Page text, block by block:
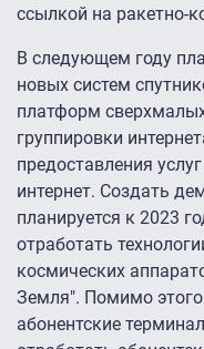
ссылкой на ракетно-
В следующем году
новых систем
платформ
группировки
предоставления
интернет. Создать
планируется к 2023
отработать
космических
Земля". Помимо этого
абонентские